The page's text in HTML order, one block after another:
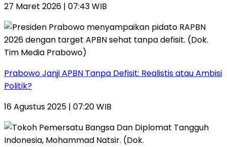
27 Maret 2026 | 07:43 WIB
Prabowo Janji APBN Tanpa Defisit: Realistis atau Ambisi
Politik?
16 Agustus 2025 | 07:20 WIB